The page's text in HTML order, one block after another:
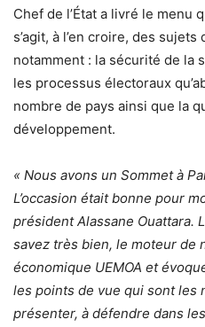
Chef de l’État a livré le menu
s’agit, à l’en croire, des
notamment : la sécurité de la
les processus électoraux
nombre de pays ainsi que la
développement.
« Nous avons un Sommet à
L’occasion était bonne pour
président Alassane Ouattara.
savez très bien, le moteur de
économique UEMOA et
les points de vue qui sont les
présenter, à défendre dans